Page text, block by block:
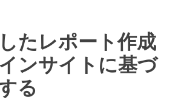
たレポート作成
ンサイトに基づ
る